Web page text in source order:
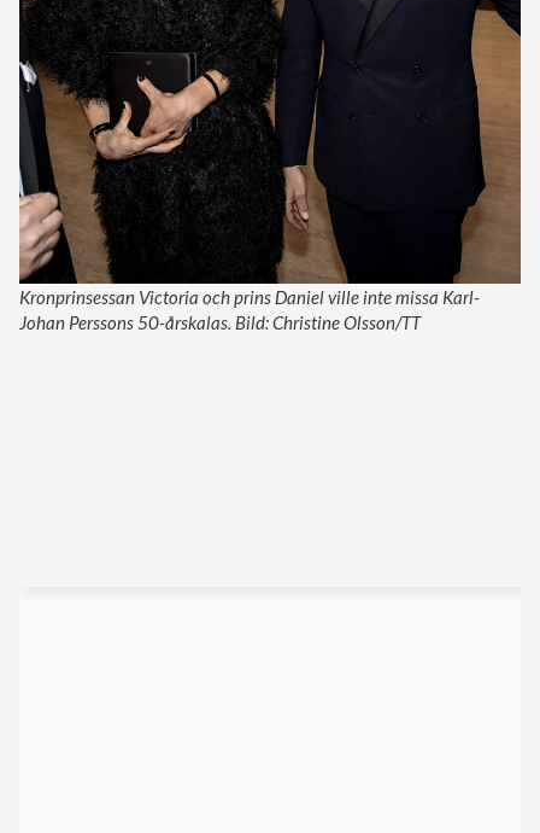
Kronprinsessan Victoria och prins Daniel ville inte missa Karl-
Johan Perssons 50-årskalas. Bild: Christine Olsson/TT